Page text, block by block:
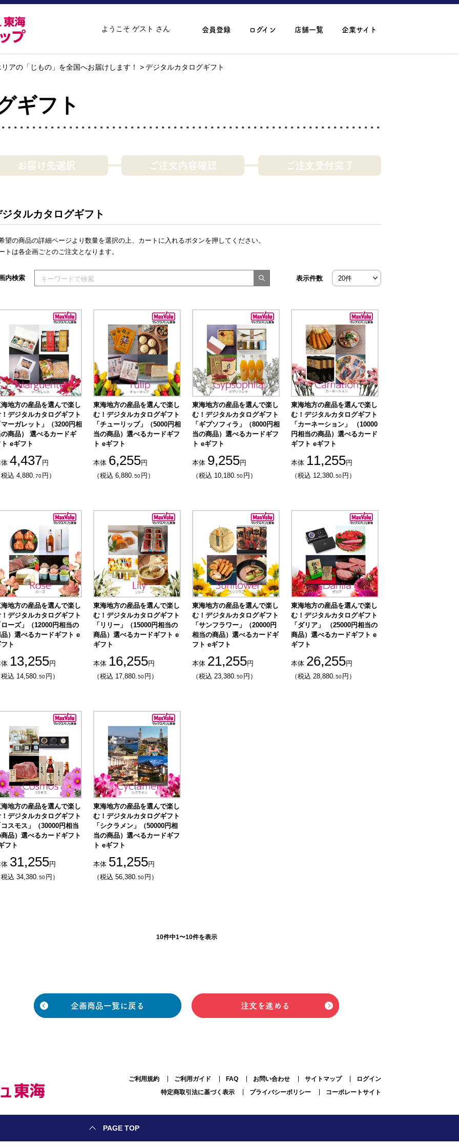
ようこそ ゲスト さん 会員登録 ログイン 店舗一覧 企業サイト
アの「じもの」を全国へお届けします！ デジタルカタログギフト
ギフト
お届け先選択 ご注文内容確認 ご注文受付完了
タルカタログギフト
望の商品の詳細ページより数量を選択の上、カートに入れるボタンを押してください。
トは各企画ごとのご注文となります。
キーワードを入力してください
内検索 表示件数
地方の産品を選んで楽し
デジタルカタログギフト
ーガレット」（3200円相
商品） 選べるカードギ
eギフト
4,437円
込 4,880. 70 円）
東海地方の産品を選んで楽し
む！デジタルカタログギフト
「チューリップ」（5000円相
当の商品）選べるカードギフ
ト eギフト
本体 6,255円
（税込 6,880. 50 円）
東海地方の産品を選んで楽し
む！デジタルカタログギフト
「ギプソフィラ」（8000円相
当の商品）選べるカードギフ
ト eギフト
本体 9,255円
（税込 10,180. 50 円）
東海地方の産品を選んで楽し
む！デジタルカタログギフト
「カーネーション」 （10000
円相当の商品）選べるカード
ギフト eギフト
本体 11,255円
（税込 12,380. 50 円）
地方の産品を選んで楽し
デジタルカタログギフト
ーズ」（12000円相当の
）選べるカードギフト e
ト
13,255円
込 14,580. 50 円）
東海地方の産品を選んで楽し
む！デジタルカタログギフト
「リリー」（15000円相当の
商品）選べるカードギフト e
ギフト
本体 16,255円
（税込 17,880. 50 円）
東海地方の産品を選んで楽し
む！デジタルカタログギフト
「サンフラワー」（20000円
相当の商品）選べるカードギ
フト eギフト
本体 21,255円
（税込 23,380. 50 円）
東海地方の産品を選んで楽し
む！デジタルカタログギフト
「ダリア」 （25000円相当の
商品）選べるカードギフト e
ギフト
本体 26,255円
（税込 28,880. 50 円）
地方の産品を選んで楽し
デジタルカタログギフト
スモス」（30000円相当
品）選べるカードギフト
フト
31,255円
込 34,380. 50 円）
東海地方の産品を選んで楽し
む！デジタルカタログギフト
「シクラメン」（50000円相
当の商品）選べるカードギフ
ト eギフト
本体 51,255円
（税込 56,380. 50 円）
10件中1〜10件を表示
企画商品一覧に戻る 注文を進める
ご利用規約 ご利用ガイド FAQ お問い合わせ サイトマップ
ログイン
特定商取引法に基づく表示
プライバシーポリシー コーポレートサイト
PAGE TOP